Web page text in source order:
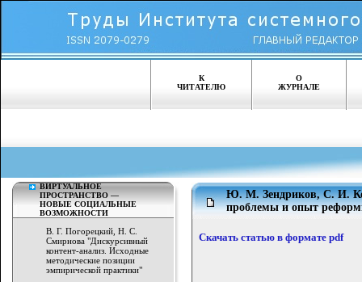
К
ЧИТАТЕЛЮ
О
ЖУРНАЛЕ
ВИРТУАЛЬНОЕ
ПРОСТРАНСТВО —
НОВЫЕ СОЦИАЛЬНЫЕ
ВОЗМОЖНОСТИ
В. Г. Погорецкий, Н. С.
Смирнова "Дискурсивный
контент-анализ. Исходные
методические позиции
эмпирической практики"
Ю. М. Зендриков, С. И.
проблемы и опыт
Скачать статью в формате pdf